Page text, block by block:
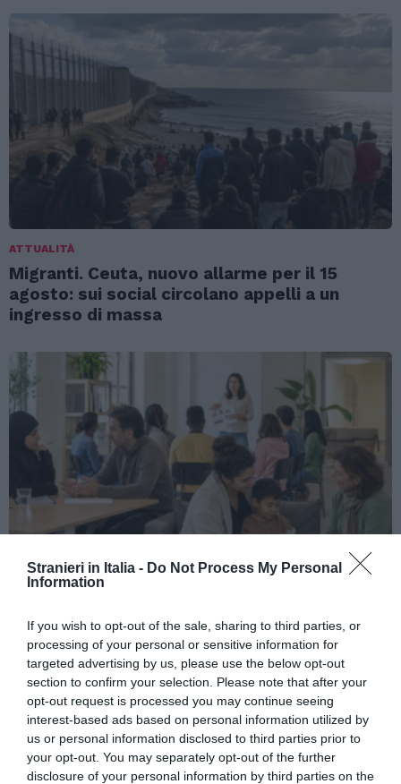
Stranieri in Italia - Do Not Process My Personal
Information
If you wish to opt-out of the sale, sharing to third parties, or
processing of your personal or sensitive information for
targeted advertising by us, please use the below opt-out
section to confirm your selection. Please note that after your
opt-out request is processed you may continue seeing
interest-based ads based on personal information utilized by
us or personal information disclosed to third parties prior to
your opt-out. You may separately opt-out of the further
disclosure of your personal information by third parties on the
ATTUALITÀ
Migranti. Ceuta, nuovo allarme per il 15
agosto: sui social circolano appelli a un
ingresso di massa
ATTUALITÀ
prima della decisione finale